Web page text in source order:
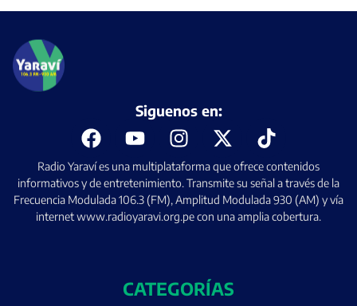
Radio Yaraví es una multiplataforma que ofrece contenidos
informativos y de entretenimiento. Transmite su señal a través de la
Frecuencia Modulada 106.3 (FM), Amplitud Modulada 930 (AM) y vía
internet www.radioyaravi.org.pe con una amplia cobertura.
Siguenos en:
CATEGORÍAS